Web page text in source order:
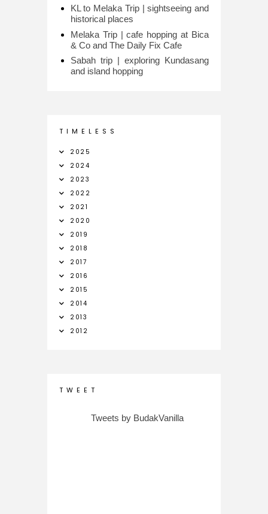
KL to Melaka Trip | sightseeing and
historical places
Melaka Trip | cafe hopping at Bica
& Co and The Daily Fix Cafe
Sabah trip | exploring Kundasang
and island hopping
T I M E L E S S
2025
2024
2023
2022
2021
2020
2019
2018
2017
2016
2015
2014
2013
2012
T W E E T
Tweets by BudakVanilla